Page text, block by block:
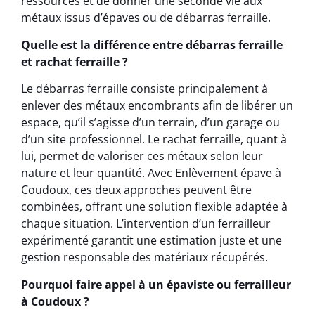
métaux issus d’épaves ou de débarras ferraille.
Quelle est la différence entre débarras ferraille
et rachat ferraille ?
Le débarras ferraille consiste principalement à
enlever des métaux encombrants afin de libérer un
espace, qu’il s’agisse d’un terrain, d’un garage ou
d’un site professionnel. Le rachat ferraille, quant à
lui, permet de valoriser ces métaux selon leur
nature et leur quantité. Avec Enlèvement épave à
Coudoux, ces deux approches peuvent être
combinées, offrant une solution flexible adaptée à
chaque situation. L’intervention d’un ferrailleur
expérimenté garantit une estimation juste et une
gestion responsable des matériaux récupérés.
Pourquoi faire appel à un épaviste ou ferrailleur
à Coudoux ?